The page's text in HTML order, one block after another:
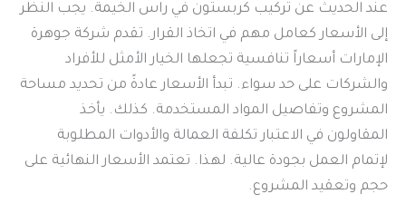
عند الحديث عن تركيب كربستون في راس الخيمة. يجب النظر
إلى الأسعار كعامل مهم في اتخاذ القرار. تقدم شركة جوهرة
الإمارات أسعاراً تنافسية تجعلها الخيار الأمثل للأفراد
والشركات على حد سواء. تبدأ الأسعار عادةً من تحديد مساحة
المشروع وتفاصيل المواد المستخدمة. كذلك. يأخذ
المقاولون في الاعتبار تكلفة العمالة والأدوات المطلوبة
لإتمام العمل بجودة عالية. لهذا. تعتمد الأسعار النهائية على
حجم وتعقيد المشروع.